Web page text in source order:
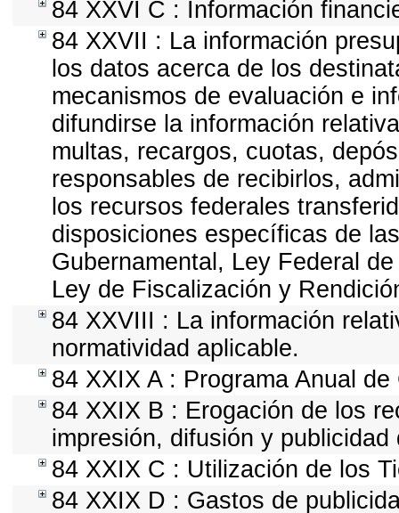
84 XXVI C : Información
84 XXVII : La información
los datos acerca de los
mecanismos de evaluación e
difundirse la información
multas, recargos, cuotas,
responsables de recibirlos,
los recursos federales
disposiciones específicas de
Gubernamental, Ley Federal
Ley de Fiscalización y
84 XXVIII : La información
normatividad aplicable.
84 XXIX A : Programa Anual
84 XXIX B : Erogación de los
impresión, difusión y
84 XXIX C : Utilización de los
84 XXIX D : Gastos de